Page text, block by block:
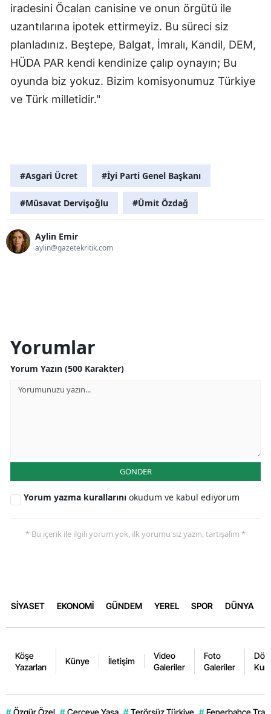
iradesini Öcalan canisine ve onun örgütü ile
uzantılarına ipotek ettirmeyiz. Bu süreci siz
planladınız. Beştepe, Balgat, İmralı, Kandil, DEM,
HÜDA PAR kendi kendinize çalıp oynayın; Bu
oyunda biz yokuz. Bizim komisyonumuz Türkiye
ve Türk milletidir."
#Asgari Ücret #İyi Parti Genel Başkanı
#Müsavat Dervişoğlu #Ümit Özdağ
Aylin Emir
aylin@gazetekritik.com
Yorumlar
Yorum Yazın (500 Karakter)
GÖNDER
Yorum yazma kurallarını okudum ve kabul ediyorum
* Bu içerik ile ilgili yorum yok, ilk yorumu siz yazın, tartışalım *
SİYASET EKONOMİ GÜNDEM YEREL SPOR DÜNYA
Köşe
Yazarları
Künye İletişim
Video
Galeriler
Foto
Galeriler
# Özgür Özel # Çerçeve Yasa # Terörsüz Türkiye # Fenerbahçe